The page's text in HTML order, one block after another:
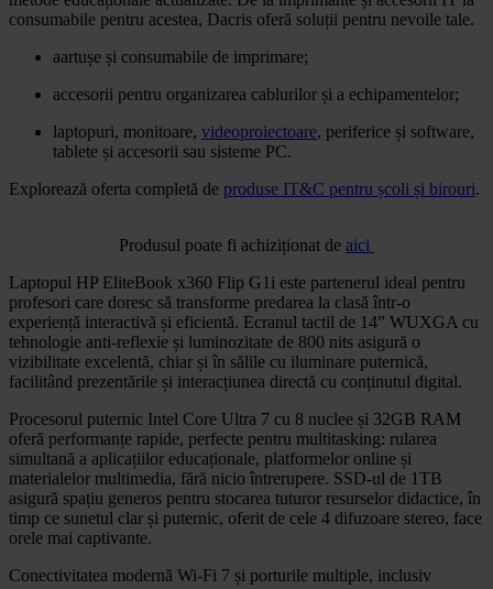
consumabile pentru acestea, Dacris oferă soluții pentru nevoile tale.
aartușe și consumabile de imprimare;
accesorii pentru organizarea cablurilor și a echipamentelor;
laptopuri, monitoare, videoproiectoare, periferice și software,
tablete și accesorii sau sisteme PC.
Explorează oferta completă de produse IT&C pentru școli și birouri.
Produsul poate fi achiziționat de aici
Laptopul HP EliteBook x360 Flip G1i este partenerul ideal pentru
profesori care doresc să transforme predarea la clasă într-o
experiență interactivă și eficientă. Ecranul tactil de 14” WUXGA cu
tehnologie anti-reflexie și luminozitate de 800 nits asigură o
vizibilitate excelentă, chiar și în sălile cu iluminare puternică,
facilitând prezentările și interacțiunea directă cu conținutul digital.
Procesorul puternic Intel Core Ultra 7 cu 8 nuclee și 32GB RAM
oferă performanțe rapide, perfecte pentru multitasking: rularea
simultană a aplicațiilor educaționale, platformelor online și
materialelor multimedia, fără nicio întrerupere. SSD-ul de 1TB
asigură spațiu generos pentru stocarea tuturor resurselor didactice, în
timp ce sunetul clar și puternic, oferit de cele 4 difuzoare stereo, face
orele mai captivante.
Conectivitatea modernă Wi-Fi 7 și porturile multiple, inclusiv